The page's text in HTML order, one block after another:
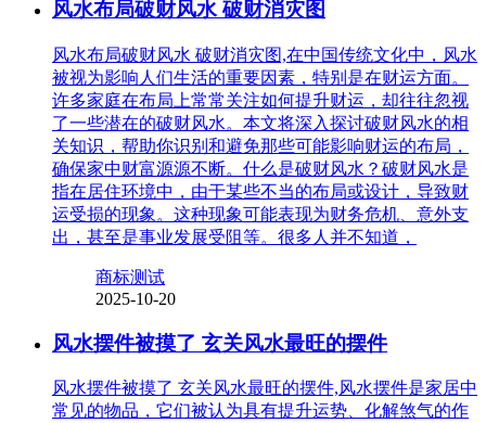
风水布局破财风水 破财消灾图
风水布局破财风水 破财消灾图,在中国传统文化中，风水
被视为影响人们生活的重要因素，特别是在财运方面。
许多家庭在布局上常常关注如何提升财运，却往往忽视
了一些潜在的破财风水。本文将深入探讨破财风水的相
关知识，帮助你识别和避免那些可能影响财运的布局，
确保家中财富源源不断。什么是破财风水？破财风水是
指在居住环境中，由于某些不当的布局或设计，导致财
运受损的现象。这种现象可能表现为财务危机、意外支
出，甚至是事业发展受阻等。很多人并不知道，
商标测试
2025-10-20
风水摆件被摸了 玄关风水最旺的摆件
风水摆件被摸了 玄关风水最旺的摆件,风水摆件是家居中
常见的物品，它们被认为具有提升运势、化解煞气的作